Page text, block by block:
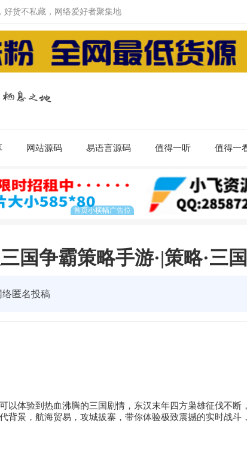
货不私藏，网络爱好者聚集地
网站源码 易语言源码 值得一听 值得一
国争霸策略手游·|策略·三国
络匿名投稿
以体验到热血沸腾的三国剧情，东汉末年四方枭雄征伐不断
背景，航海贸易，攻城拔寨，带你体验极致震撼的实时战斗